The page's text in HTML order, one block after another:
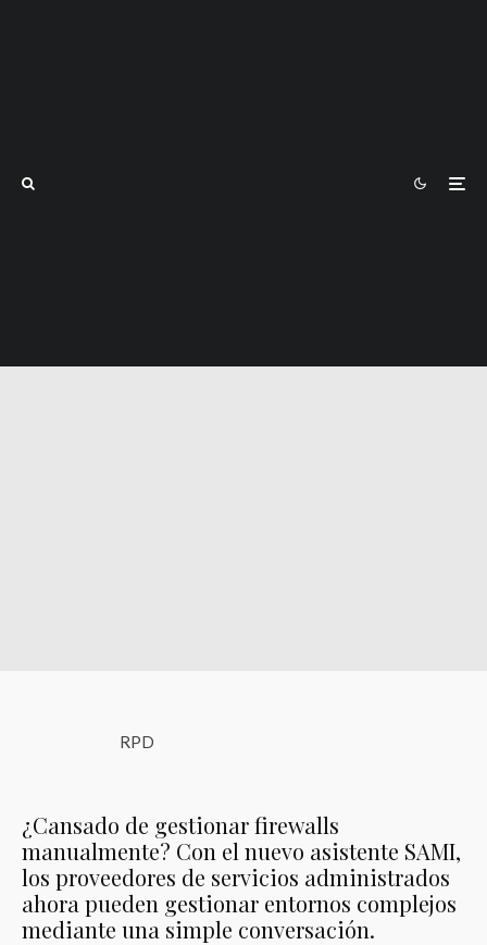
RPD
¿Cansado de gestionar firewalls
manualmente? Con el nuevo asistente SAMI,
los proveedores de servicios administrados
ahora pueden gestionar entornos complejos
mediante una simple conversación.